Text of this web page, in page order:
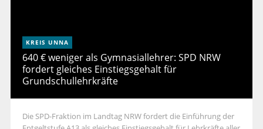
KREIS UNNA
640 € weniger als Gymnasiallehrer: SPD NRW
fordert gleiches Einstiegsgehalt für
Grundschullehrkräfte
Die SPD-Fraktion im Landtag NRW fordert die Einführung der